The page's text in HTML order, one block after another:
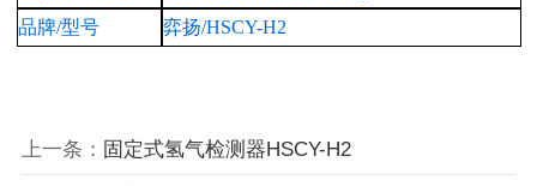
品牌/型号
弈扬/HSCY-H2
上一条： 固定式氢气检测器HSCY-H2